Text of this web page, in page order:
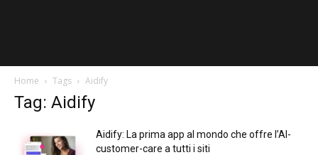
Home Tags Aidify
Tag: Aidify
Aidify: La prima app al mondo che offre l’AI-
customer-care a tutti i siti